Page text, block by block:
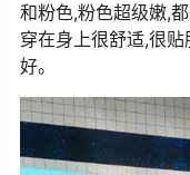
和粉色,粉色超级嫩,
穿在身上很舒适,很
好。